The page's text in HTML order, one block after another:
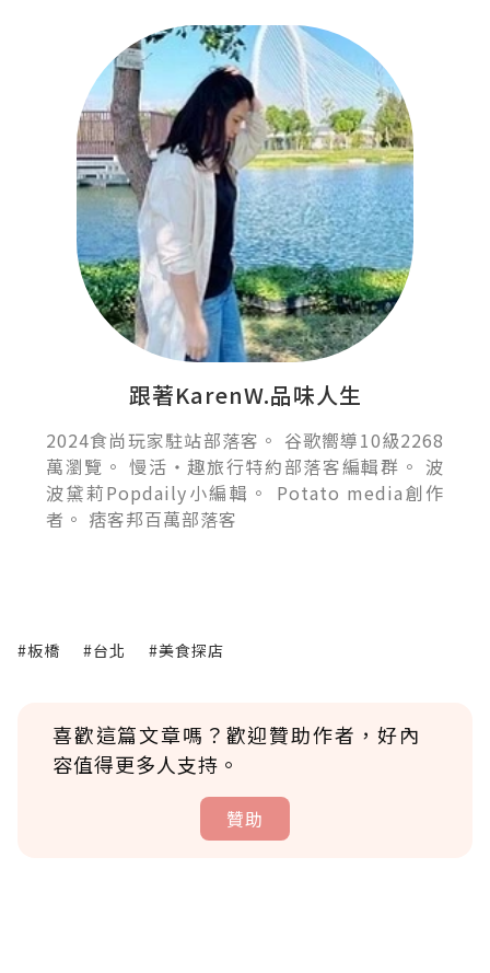
跟著KarenW.品味人生
2024食尚玩家駐站部落客。 谷歌嚮導10級2268
萬瀏覽。 慢活‧趣旅行特約部落客編輯群。 波
波黛莉Popdaily小編輯。 Potato media創作
者。 痞客邦百萬部落客
#板橋 #台北 #美食探店
喜歡這篇文章嗎？歡迎贊助作者，好內
容值得更多人支持。
贊助